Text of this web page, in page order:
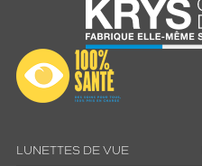
LUNETTES DE VUE